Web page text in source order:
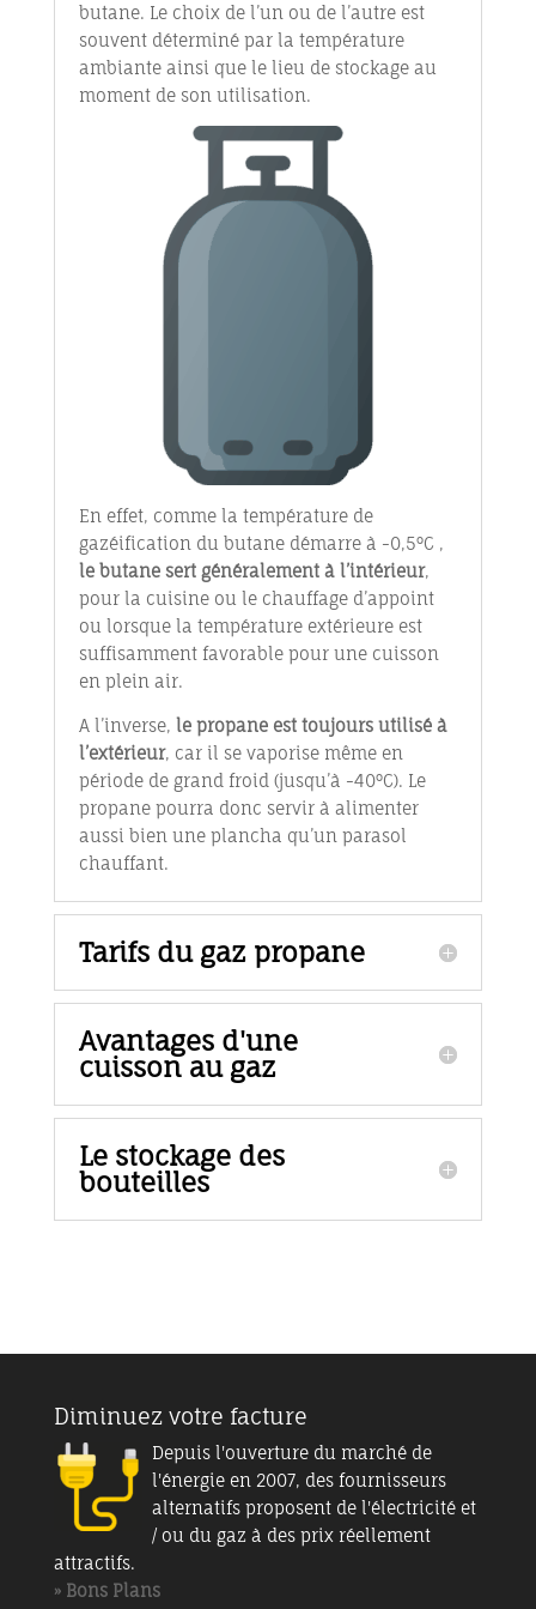
butane. Le choix de l’un ou de l’autre est
souvent déterminé par la température
ambiante ainsi que le lieu de stockage au
moment de son utilisation.
En effet, comme la température de
gazéification du butane démarre à -0,5°C ,
le butane sert généralement à l’intérieur,
pour la cuisine ou le chauffage d’appoint
ou lorsque la température extérieure est
suffisamment favorable pour une cuisson
en plein air.
A l’inverse, le propane est toujours utilisé à
l’extérieur, car il se vaporise même en
période de grand froid (jusqu’à -40°C). Le
propane pourra donc servir à alimenter
aussi bien une plancha qu’un parasol
chauffant.
Tarifs du gaz propane
Avantages d'une
cuisson au gaz
Le stockage des
bouteilles
Diminuez votre facture
Depuis l'ouverture du marché de
l'énergie en 2007, des fournisseurs
alternatifs proposent de l'électricité et
/ ou du gaz à des prix réellement
attractifs.
» Bons Plans